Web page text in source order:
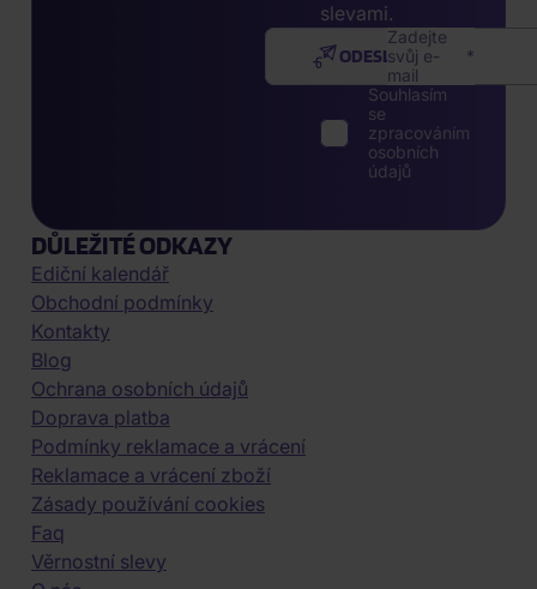
slevami.
Zadejte
svůj e-
mail
ODESLAT
Souhlasím
se
zpracováním
osobních
údajů
DŮLEŽITÉ ODKAZY
Ediční kalendář
Obchodní podmínky
Kontakty
Blog
Ochrana osobních údajů
Doprava platba
Podmínky reklamace a vrácení
Reklamace a vrácení zboží
Zásady používání cookies
Faq
Věrnostní slevy